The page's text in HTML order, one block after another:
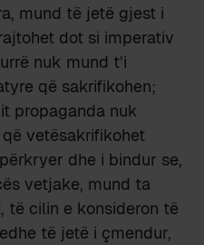
mund të jetë gjest i
dot si imperativ
nuk mund t’i
që sakrifikohen;
propaganda nuk
vetësakrifikohet
dhe i bindur se,
vetjake, mund ta
të cilin e konsideron të
të jetë i çmendur,